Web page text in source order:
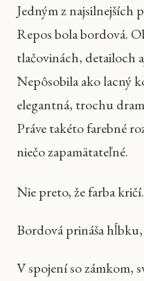
Jedným z
Repos bola bordová.
tlačovinách, detailoch
Nepôsobila ako lacný
elegantná, trochu
Práve takéto farebné
niečo zapamätateľné.
Nie preto, že farba
Bordová prináša hĺbku,
V spojení so zámkom,